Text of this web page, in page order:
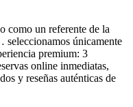
como un referente de la
únicamente
premium: 3
online inmediatas,
y reseñas auténticas de